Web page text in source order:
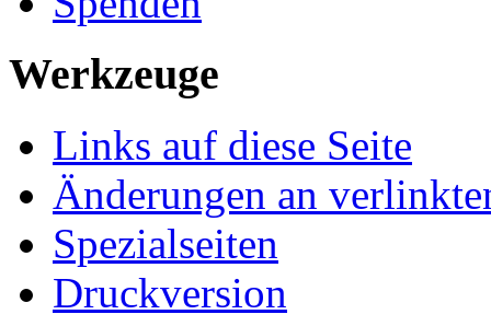
Werkzeuge
Links auf diese Seite
Änderungen an
Spezialseiten
Druckversion